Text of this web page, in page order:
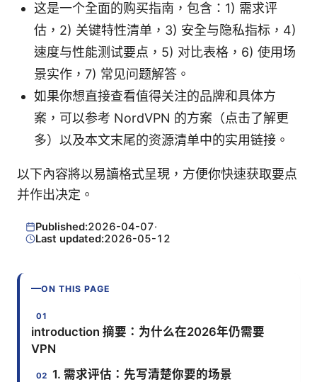
这是一个全面的购买指南，包含：1) 需求评
估，2) 关键特性清单，3) 安全与隐私指标，4)
速度与性能测试要点，5) 对比表格，6) 使用场
景实作，7) 常见问题解答。
如果你想直接查看值得关注的品牌和具体方
案，可以参考 NordVPN 的方案（点击了解更
多）以及本文末尾的资源清单中的实用链接。
以下內容將以易讀格式呈現，方便你快速获取要点
并作出决定。
Published:2026-04-07·
Last updated:2026-05-12
ON THIS PAGE
introduction 摘要：为什么在2026年仍需要
VPN
1. 需求评估：先写清楚你要的场景